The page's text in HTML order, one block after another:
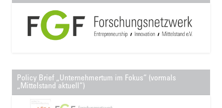
Policy Brief „Unternehmertum im Fokus“ (vormals
„Mittelstand aktuell“)